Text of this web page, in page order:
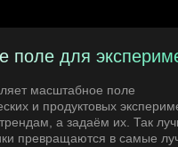
поле для
масштабное поле
и продуктовых
а задаём их. Так
превращаются в самые